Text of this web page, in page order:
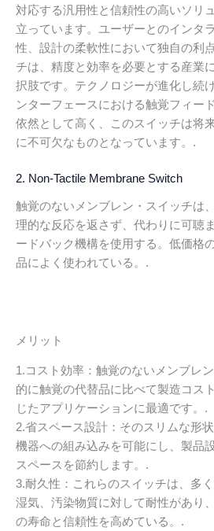
対応する汎用性と信頼性の高いソリ
立っています。ユーザーとのインタ
性、設計の柔軟性において独自の利
チは、精度と効率を必要とする産業
択肢です。テクノロジーが進化し続
ンターフェースにおける触覚フィー
依然として高く、このスイッチは将
に不可欠なものとなっています。.
2. Non-Tactile Membrane Switch
触覚のないメンブレン・スイッチは
理的な反応を返さず、代わりに可聴
ードバック機構を使用する。低価格
品によく使われている。.
メリット
1.コスト効率：触覚のないメンブレ
的に触覚の代替品に比べて製造コス
じたアプリケーションに最適です。.
2.省スペース設計：そのスリムな形
機器への組み込みを可能にし、製品
スペースを節約します。.
3.耐久性：これらのスイッチは、多く
湿気、汚染物質に対して耐性があり
の寿命と信頼性を高めている。.